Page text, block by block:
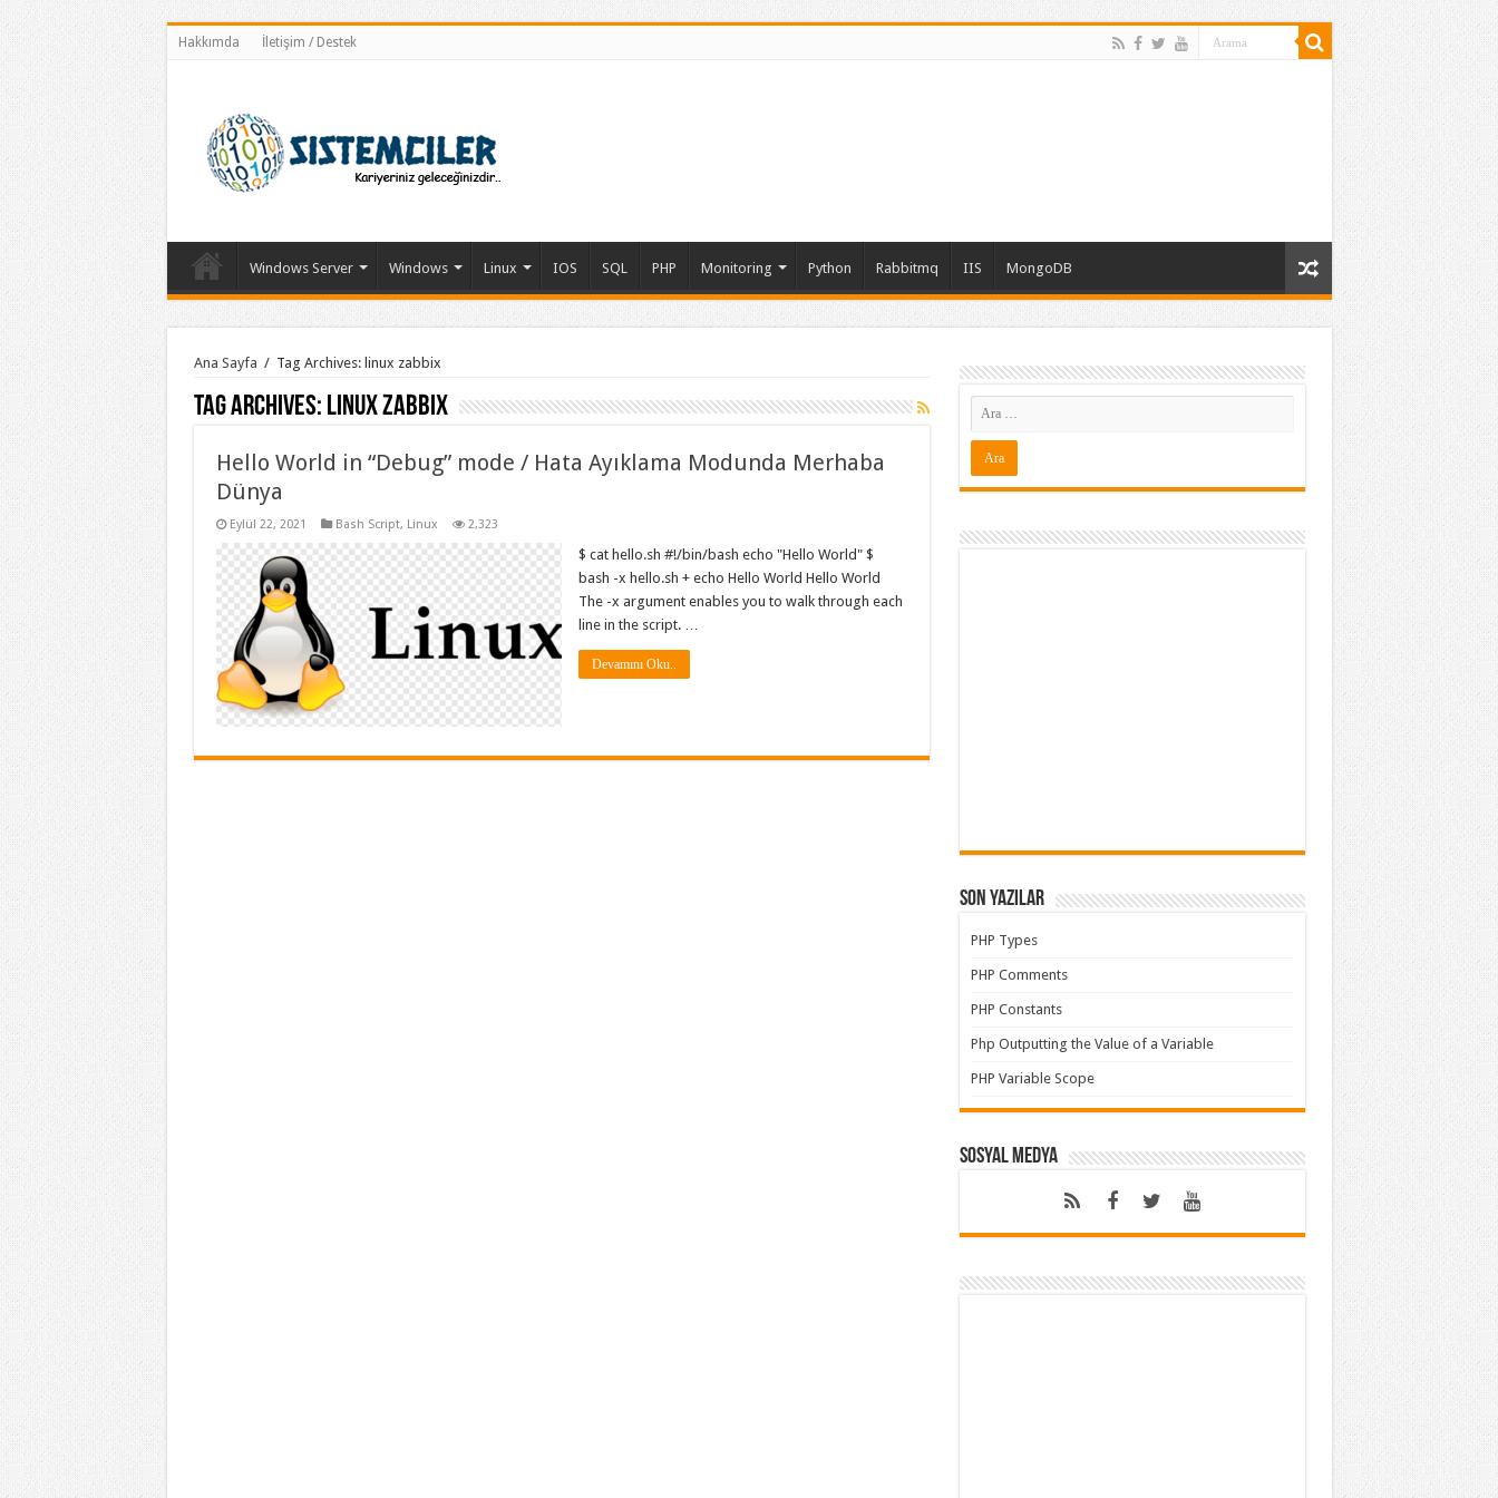
Hakkımda İletişim / Destek
Windows Server Windows Linux IOS SQL PHP Monitoring Python Rabbitmq IIS MongoDB
Ana Sayfa / Tag Archives: linux zabbix
Tag Archives: linux zabbix
Hello World in “Debug” mode / Hata Ayıklama Modunda Merhaba
Dünya
Eylül 22, 2021 Bash Script, Linux 2,323
$ cat hello.sh #!/bin/bash echo "Hello World" $
bash -x hello.sh + echo Hello World Hello World
The -x argument enables you to walk through each
line in the script. …
Devamını Oku..
Son Yazılar
PHP Types
PHP Comments
PHP Constants
Php Outputting the Value of a Variable
PHP Variable Scope
Sosyal Medya